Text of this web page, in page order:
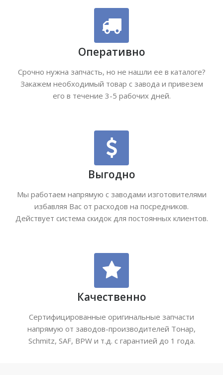
Оперативно
Срочно нужна запчасть, но не нашли ее в каталоге?
Закажем необходимый товар с завода и привезем
его в течение 3-5 рабочих дней.
Выгодно
Мы работаем напрямую с заводами изготовителями
избавляя Вас от расходов на посредников.
Действует система скидок для постоянных клиентов.
Качественно
Сертифицированные оригинальные запчасти
напрямую от заводов-производителей Тонар,
Schmitz, SAF, BPW и т.д. с гарантией до 1 года.